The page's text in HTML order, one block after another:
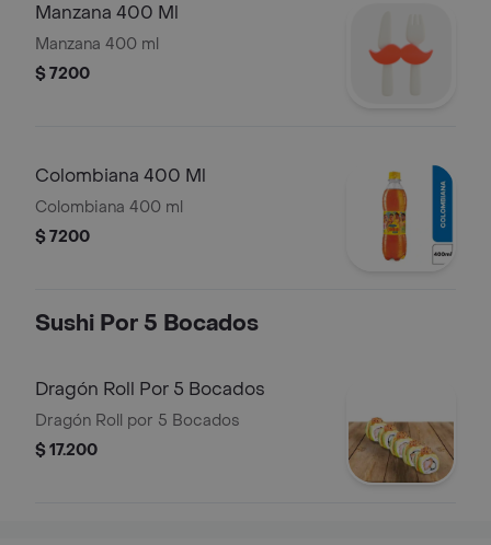
Manzana 400 Ml
Manzana 400 ml
$ 7200
Colombiana 400 Ml
Colombiana 400 ml
$ 7200
Sushi Por 5 Bocados
Dragón Roll Por 5 Bocados
Dragón Roll por 5 Bocados
$ 17.200